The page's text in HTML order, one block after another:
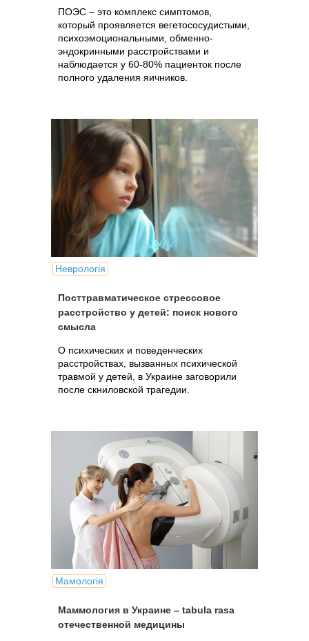
ПОЭС – это комплекс симптомов,
который проявляется вегетососудистыми,
психоэмоциональными, обменно-
эндокринными расстройствами и
наблюдается у 60-80% пациенток после
полного удаления яичников.
Неврологія
Посттравматическое стрессовое
расстройство у детей: поиск нового
смысла
О психических и поведенческих
расстройствах, вызванных психической
травмой у детей, в Украине заговорили
после скниловской трагедии.
Мамологія
Маммология в Украине – tabula rasa
отечественной медицины